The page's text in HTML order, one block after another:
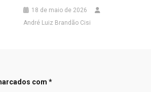
18 de maio de 2026
André Luiz Brandão Cisi
com *